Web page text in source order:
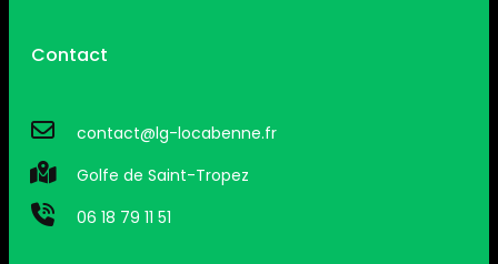
Contact
contact@lg-locabenne.fr
Golfe de Saint-Tropez
06 18 79 11 51